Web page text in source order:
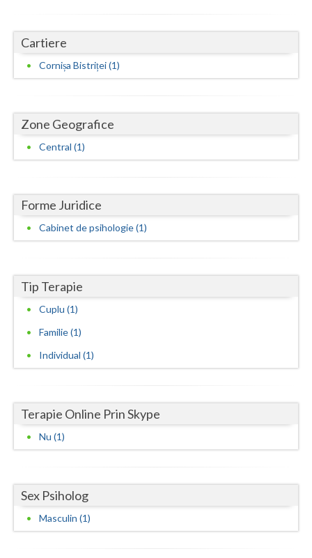
Iasi
Mehedinti
Mures
Olt
Prahova
Satu-Mare
Sibiu
Suceava
Teleorman
Tulcea
Valcea
Vrancea
Cartiere
Cornișa Bistriței (1)
Zone Geografice
Central (1)
Forme Juridice
Cabinet de psihologie (1)
Tip Terapie
Cuplu (1)
Familie (1)
Individual (1)
Terapie Online Prin Skype
Nu (1)
Sex Psiholog
Masculin (1)